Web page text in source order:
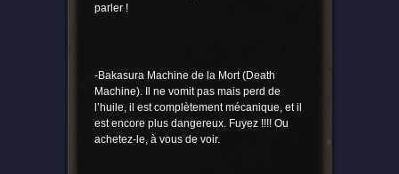
parler !
-Bakasura Machine de la Mort (Death
Machine). Il ne vomit pas mais perd de
l’huile, il est complètement mécanique, et il
est encore plus dangereux. Fuyez !!!! Ou
achetez-le, à vous de voir.